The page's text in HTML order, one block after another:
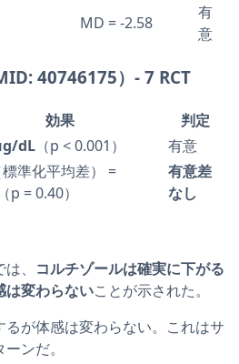
MD = -2.58
有
意
40746175）- 7 RCT
効果
判定
dL （p < 0.001）
有意
準化平均差） =
p = 0.40）
有意差
なし
、 コルチゾールは確実に下がる
は変わらないことが示された。
が体感は変わらない。これはサ
ンだ。